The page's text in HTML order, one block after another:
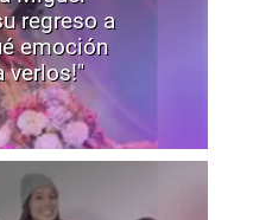
regreso a
emoción
verlos!"